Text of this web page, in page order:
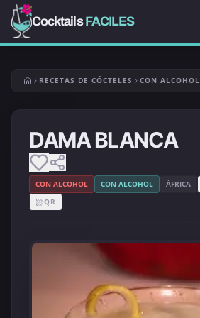
CocktailsFACILES
RECETAS DE CÓCTELES CON ALCOHOL
DAMA BLANCA
CON ALCOHOL CON ALCOHOL ÁFRICA
QR